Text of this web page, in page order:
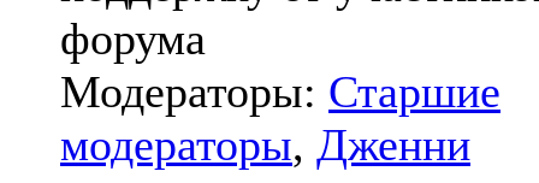
форума
Модераторы: Старшие
модераторы, Дженни